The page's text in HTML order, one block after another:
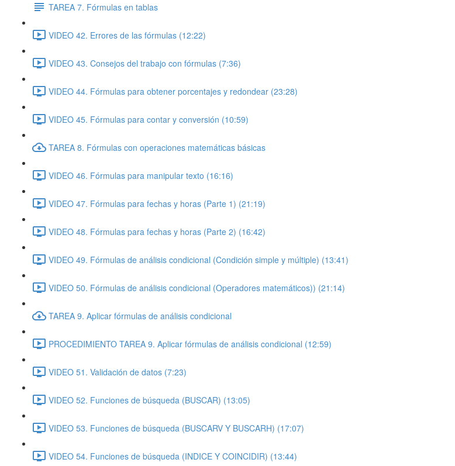
TAREA 7. Fórmulas en tablas
VIDEO 42. Errores de las fórmulas (12:22)
VIDEO 43. Consejos del trabajo con fórmulas (7:36)
VIDEO 44. Fórmulas para obtener porcentajes y redondear (23:28)
VIDEO 45. Fórmulas para contar y conversión (10:59)
TAREA 8. Fórmulas con operaciones matemáticas básicas
VIDEO 46. Fórmulas para manipular texto (16:16)
VIDEO 47. Fórmulas para fechas y horas (Parte 1) (21:19)
VIDEO 48. Fórmulas para fechas y horas (Parte 2) (16:42)
VIDEO 49. Fórmulas de análisis condicional (Condición simple y múltiple) (13:41)
VIDEO 50. Fórmulas de análisis condicional (Operadores matemáticos)) (21:14)
TAREA 9. Aplicar fórmulas de análisis condicional
PROCEDIMIENTO TAREA 9. Aplicar fórmulas de análisis condicional (12:59)
VIDEO 51. Validación de datos (7:23)
VIDEO 52. Funciones de búsqueda (BUSCAR) (13:05)
VIDEO 53. Funciones de búsqueda (BUSCARV Y BUSCARH) (17:07)
VIDEO 54. Funciones de búsqueda (INDICE Y COINCIDIR) (13:44)